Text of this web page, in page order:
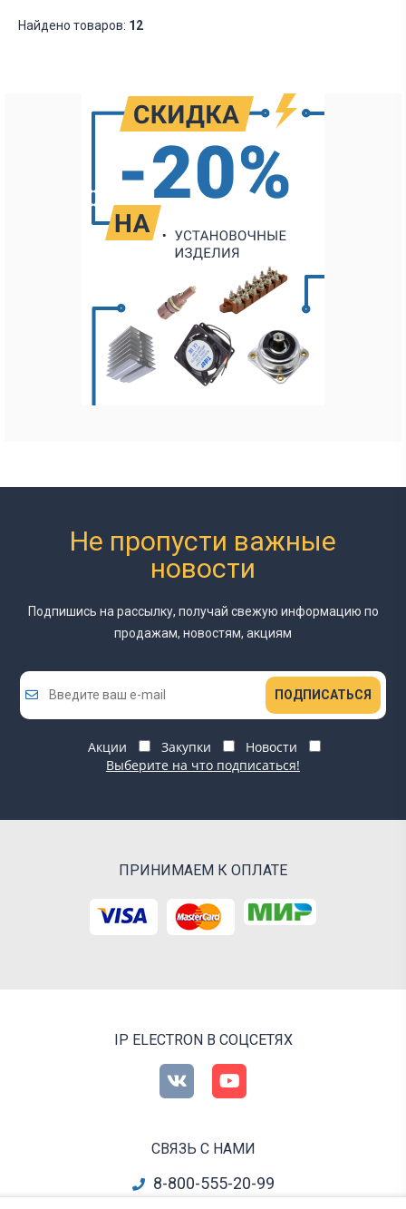
Найдено товаров: 12
Не пропусти важные
новости
Подпишись на рассылку, получай свежую информацию по
продажам, новостям, акциям
ПОДПИСАТЬСЯ
Акции Закупки
Новости
Выберите на что подписаться!
ПРИНИМАЕМ К ОПЛАТЕ
IP ELECTRON В СОЦСЕТЯХ
СВЯЗЬ С НАМИ
8-800-555-20-99